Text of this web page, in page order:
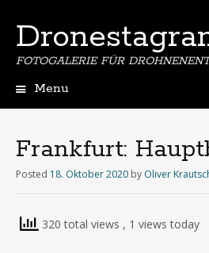
FOTOGALERIE FÜR
Menu
Frankfurt:
Posted 18. Oktober 2020 by Oliver
320 total views , 1 views today